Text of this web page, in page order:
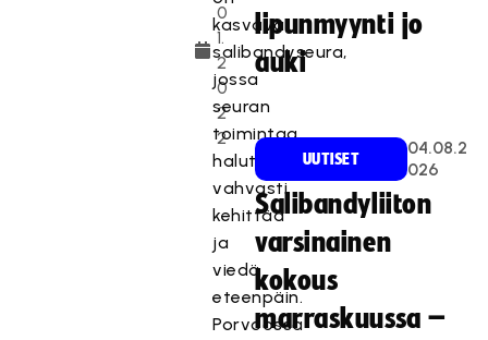
0
1.
2
0
2
2
kasvava
salibandyseura,
jossa
seuran
toimintaa
halutaan
vahvasti
kehittää
ja
viedä
eteenpäin.
Porvoossa
lipunmyynti jo
auki
UUTISET
04.08.2
026
Salibandyliiton
varsinainen
kokous
marraskuussa –